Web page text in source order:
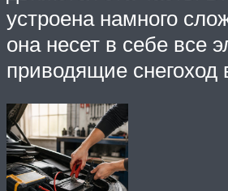
устроена намного
она несет в себе все
приводящие снегоход